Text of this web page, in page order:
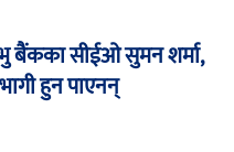
बैंकका सीईओ सुमन शर्मा,
हुन पाएनन्